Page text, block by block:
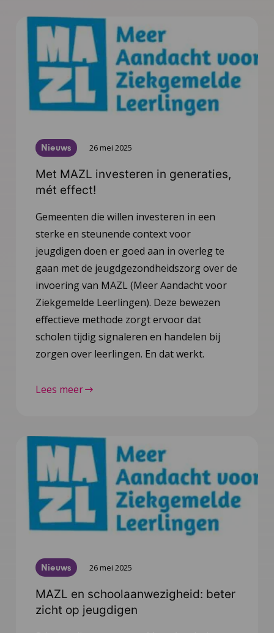
Nieuws 26 mei 2025
Met MAZL investeren in generaties,
mét effect!
Gemeenten die willen investeren in een
sterke en steunende context voor
jeugdigen doen er goed aan in overleg te
gaan met de jeugdgezondheidszorg over de
invoering van MAZL (Meer Aandacht voor
Ziekgemelde Leerlingen). Deze bewezen
effectieve methode zorgt ervoor dat
scholen tijdig signaleren en handelen bij
zorgen over leerlingen. En dat werkt.
Lees meer
Nieuws 26 mei 2025
MAZL en schoolaanwezigheid: beter
zicht op jeugdigen